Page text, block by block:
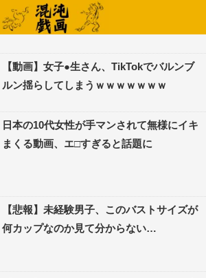
コテハン使えるようになりました🌱
【動画】女子●生さん、TikTokでバルンブ
ルン揺らしてしまうｗｗｗｗｗｗｗ
日本の10代女性が手マンされて無様にイキ
まくる動画、エ□すぎると話題に
【悲報】未経験男子、このバストサイズが
何カップなのか見て分からない…